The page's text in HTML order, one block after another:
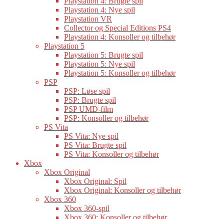
Playstation 4: Nye spil
Playstation VR
Collector og Special Editions PS4
Playstation 4: Konsoller og tilbehør
Playstation 5
Playstation 5: Brugte spil
Playstation 5: Nye spil
Playstation 5: Konsoller og tilbehør
PSP
PSP: Løse spil
PSP: Brugte spil
PSP UMD-film
PSP: Konsoller og tilbehør
PS Vita
PS Vita: Nye spil
PS Vita: Brugte spil
PS Vita: Konsoller og tilbehør
Xbox
Xbox Original
Xbox Original: Spil
Xbox Original: Konsoller og tilbehør
Xbox 360
Xbox 360-spil